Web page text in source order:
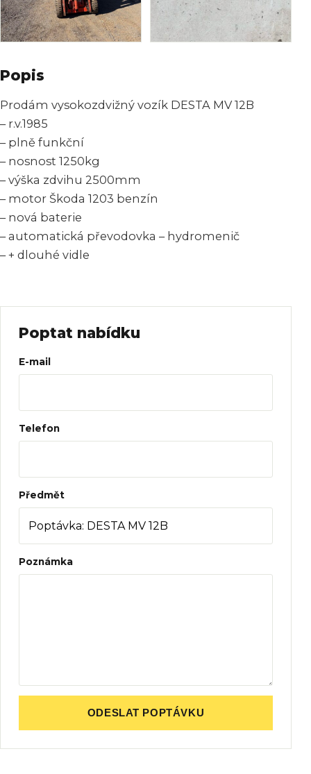
Popis
Prodám vysokozdvižný vozík DESTA MV 12B
– r.v.1985
– plně funkční
– nosnost 1250kg
– výška zdvihu 2500mm
– motor Škoda 1203 benzín
– nová baterie
– automatická převodovka – hydromenič
– + dlouhé vidle
Poptat nabídku
Web
E-mail
Telefon
Předmět
Poznámka
ODESLAT POPTÁVKU